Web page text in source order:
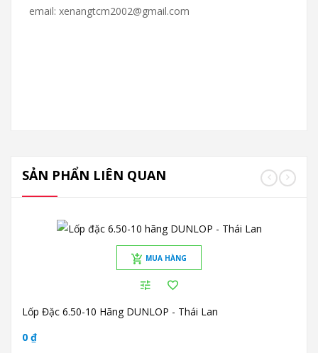
email: xenangtcm2002@gmail.com
SẢN PHẨN LIÊN QUAN
MUA HÀNG
Lốp Đặc 6.50-10 Hãng DUNLOP - Thái Lan
0 ₫